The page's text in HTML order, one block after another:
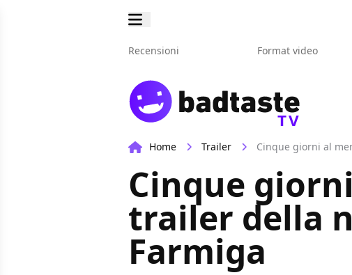
Recensioni Format video
TV
Home Trailer Cinque giorni al
Cinque
trailer della
Farmiga